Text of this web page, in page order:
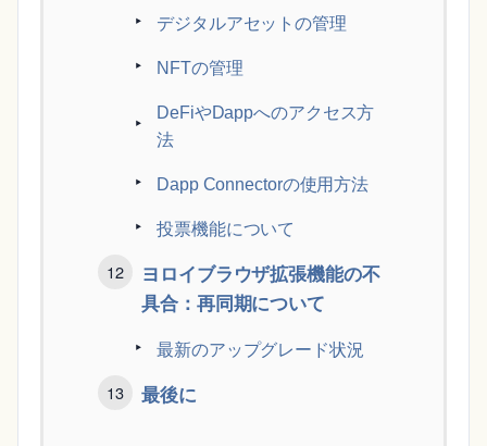
デジタルアセットの管理
NFTの管理
DeFiやDappへのアクセス方
法
Dapp Connectorの使用方法
投票機能について
ヨロイブラウザ拡張機能の不
具合：再同期について
最新のアップグレード状況
最後に